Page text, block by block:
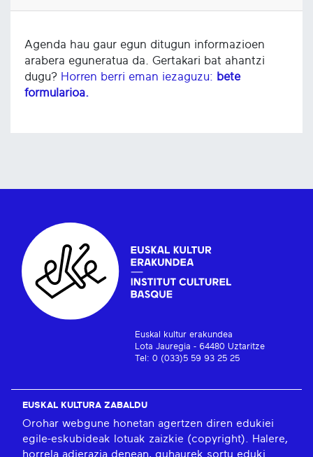
Agenda hau gaur egun ditugun informazioen
arabera eguneratua da. Gertakari bat ahantzi
dugu? Horren berri eman iezaguzu: bete
formularioa.
Euskal kultur erakundea
Lota Jauregia - 64480 Uztaritze
Tel: 0 (033)5 59 93 25 25
EUSKAL KULTURA ZABALDU
Orohar webgune honetan agertzen diren edukiei
egile-eskubideak lotuak zaizkie (copyright). Halere,
horrela adierazia denean, guhaurek sortu eduki